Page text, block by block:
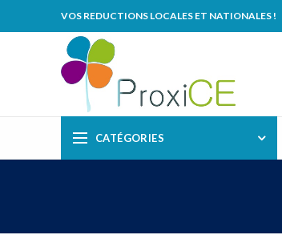
VOS REDUCTIONS LOCALES ET NATIONALES !
CATÉGORIES